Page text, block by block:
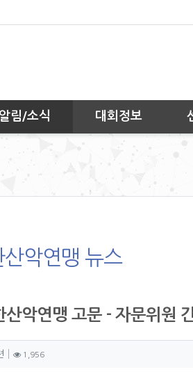
알림/소식 대회정보
산악연맹 뉴스
산악연맹 고문 - 자문위원
자 정보
작성1,956조회